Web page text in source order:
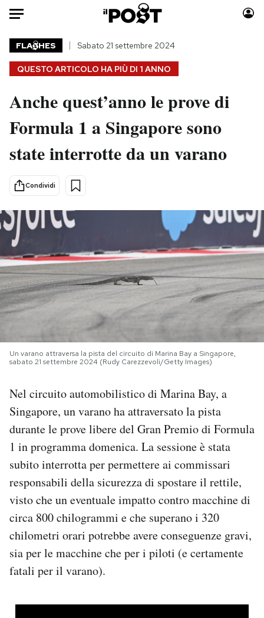
Auto
HOME
Italia
Politica
Tecnologia
Scienza
Economia
Moda
Consumismi
Storie/Idee
Altrecose
Mondiali calcio 2026
PODCAST
I MIEI PREFERITI
CALENDARIO
AREA PERSONALE
Area Personale
Newsletter
Notifiche mobile
Regala il Post
Hai bisogno di aiuto?
QUESTO ARTICOLO HA PIÙ DI 1 ANNO
FLA HES Sabato 21 settembre 2024
Anche quest’anno le prove di
Formula 1 a Singapore sono
state interrotte da un varano
Condividi
Un varano attraversa la pista del circuito di Marina Bay a Singapore,
sabato 21 settembre 2024 (Rudy Carezzevoli/Getty Images)
Nel circuito automobilistico di Marina Bay, a
Singapore, un varano ha attraversato la pista
durante le prove libere del Gran Premio di Formula
1 in programma domenica. La sessione è stata
subito interrotta per permettere ai commissari
responsabili della sicurezza di spostare il rettile,
visto che un eventuale impatto contro macchine di
circa 800 chilogrammi e che superano i 320
chilometri orari potrebbe avere conseguenze gravi,
sia per le macchine che per i piloti (e certamente
fatali per il varano).